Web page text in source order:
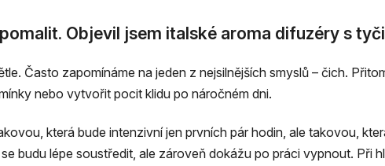
Objevil jsem italské aroma difuzéry s
Často zapomínáme na jeden z nejsilnějších smyslů – čich.
nebo vytvořit pocit klidu po náročném dni.
která bude intenzivní jen prvních pár hodin, ale takovou,
budu lépe soustředit, ale zároveň dokážu po práci vypnout. Při